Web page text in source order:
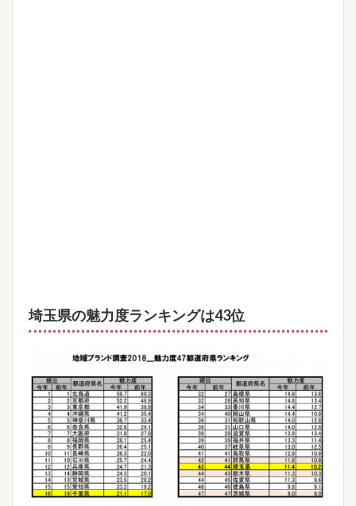
埼玉県の魅力度ランキングは43位